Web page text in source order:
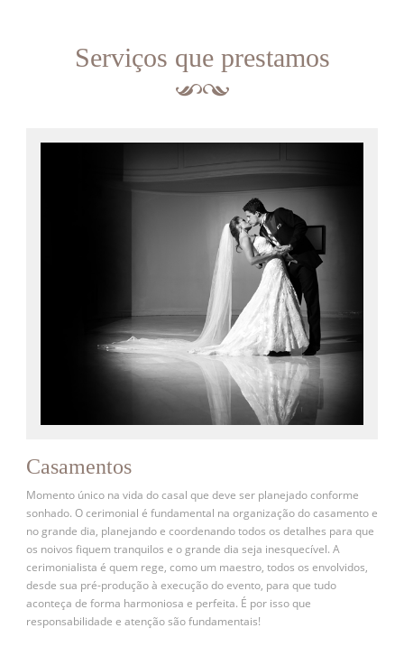
Serviços que prestamos
Casamentos
Momento único na vida do casal que deve ser planejado conforme
sonhado. O cerimonial é fundamental na organização do casamento e
no grande dia, planejando e coordenando todos os detalhes para que
os noivos fiquem tranquilos e o grande dia seja inesquecível. A
cerimonialista é quem rege, como um maestro, todos os envolvidos,
desde sua pré-produção à execução do evento, para que tudo
aconteça de forma harmoniosa e perfeita. É por isso que
responsabilidade e atenção são fundamentais!